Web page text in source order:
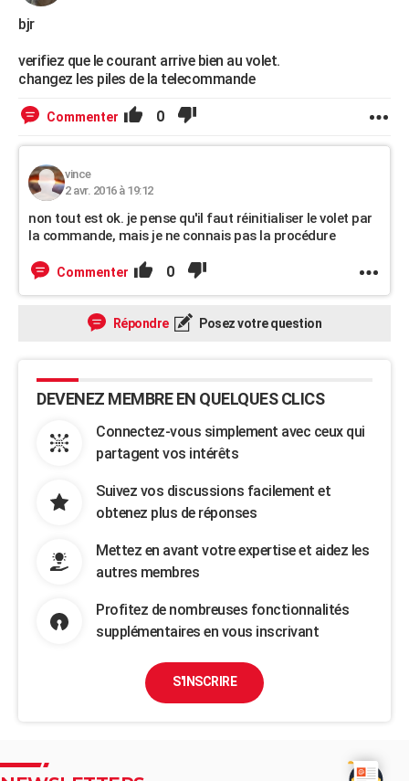
GUIDES D'ACHAT
BONS PLANS
Carte de Noël
Carte Bonne année
Carte Saint-Valentin
Carte Pâques
Carte d'anniversaire
Dictionnaire
Biographies
Citations
Expressions
Proverbes
PROGRAMME TV
S'inscrire
Se connecter
Lycées
Collèges
Primaires
Universités
Entreprises
Service militaire
Avis de recherche
AVIS DE DÉCÈS
FORUM
bjr
verifiez que le courant arrive bien au volet.
changez les piles de la telecommande
Commenter 0
vince
2 avr. 2016 à 19:12
non tout est ok. je pense qu'il faut réinitialiser le volet par
la commande, mais je ne connais pas la procédure
Commenter 0
Répondre Posez votre question
DEVENEZ MEMBRE EN QUELQUES CLICS
Connectez-vous simplement avec ceux qui
partagent vos intérêts
Suivez vos discussions facilement et
obtenez plus de réponses
Mettez en avant votre expertise et aidez les
autres membres
Profitez de nombreuses fonctionnalités
supplémentaires en vous inscrivant
S'INSCRIRE